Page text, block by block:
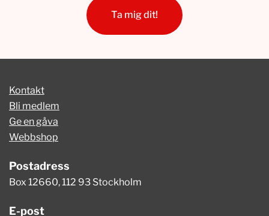
Ta mig dit!
Kontakt
Bli medlem
Ge en gåva
Webbshop
Postadress
Box 12660, 112 93 Stockholm
E-post